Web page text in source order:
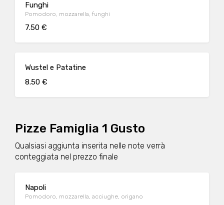
Funghi
Pomodoro, mozzarella, funghi
7.50 €
Wustel e Patatine
8.50 €
Pizze Famiglia 1 Gusto
Qualsiasi aggiunta inserita nelle note verrà
conteggiata nel prezzo finale
Napoli
Pomodoro, mozzarella, acciughe, origano